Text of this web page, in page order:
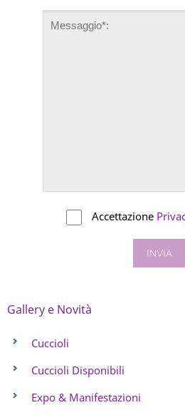
Accettazione
Gallery e Novità
Cuccioli
Cuccioli Disponibili
Expo & Manifestazioni